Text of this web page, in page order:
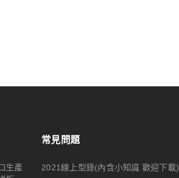
生產
常見問題
2021線上型錄(內含小知識 歡迎下載)